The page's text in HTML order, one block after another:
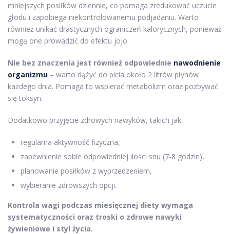
mniejszych posiłków dziennie, co pomaga zredukować uczucie
głodu i zapobiega niekontrolowanemu podjadaniu. Warto
również unikać drastycznych ograniczeń kalorycznych, ponieważ
mogą one prowadzić do efektu jojo.
Nie bez znaczenia jest również odpowiednie nawodnienie
organizmu – warto dążyć do picia około 2 litrów płynów
każdego dnia. Pomaga to wspierać metabolizm oraz pozbywać
się toksyn.
Dodatkowo przyjęcie zdrowych nawyków, takich jak:
regularna aktywność fizyczna,
zapewnienie sobie odpowiedniej ilości snu (7-8 godzin),
planowanie posiłków z wyprzedzeniem,
wybieranie zdrowszych opcji.
Kontrola wagi podczas miesięcznej diety wymaga
systematyczności oraz troski o zdrowe nawyki
żywieniowe i styl życia.